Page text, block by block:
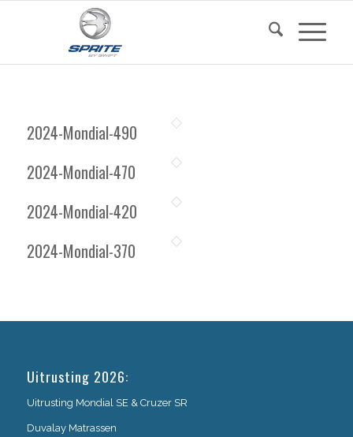
2024-Mondial-490
2024-Mondial-470
2024-Mondial-420
2024-Mondial-370
Uitrusting 2026:
Uitrusting Mondial SE & Cruzer SR
Duvalay Matrassen